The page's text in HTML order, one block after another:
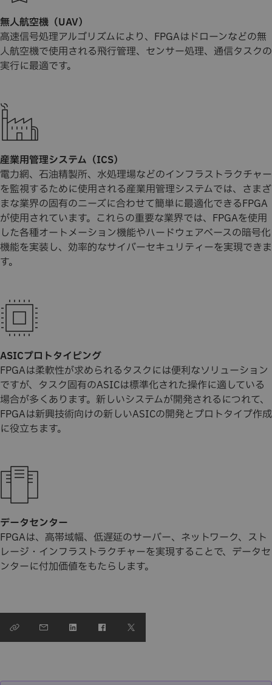
無人航空機（UAV）
高速信号処理アルゴリズムにより、FPGAはドローンなどの無
人航空機で使用される飛行管理、センサー処理、通信タスクの
実行に最適です。
産業用管理システム（ICS）
電力網、石油精製所、水処理場などのインフラストラクチャー
を監視するために使用される産業用管理システムでは、さまざ
まな業界の固有のニーズに合わせて簡単に最適化できるFPGA
が使用されています。これらの重要な業界では、FPGAを使用
した各種オートメーション機能やハードウェアベースの暗号化
機能を実装し、効率的なサイバーセキュリティーを実現できま
す。
ASICプロトタイピング
FPGAは柔軟性が求められるタスクには便利なソリューション
ですが、タスク固有のASICは標準化された操作に適している
場合が多くあります。新しいシステムが開発されるにつれて、
FPGAは新興技術向けの新しいASICの開発とプロトタイプ作成
に役立ちます。
データセンター
FPGAは、高帯域幅、低遅延のサーバー、ネットワーク、スト
レージ・インフラストラクチャーを実現することで、データセ
ンターに付加価値をもたらします。